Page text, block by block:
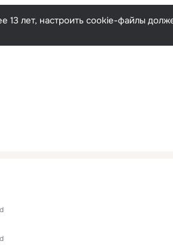
Русский
13 лет, настроить cookie-файлы